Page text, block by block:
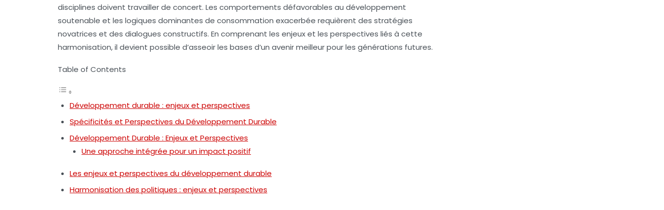
disciplines doivent travailler de concert. Les comportements défavorables au développement
soutenable et les logiques dominantes de consommation exacerbée requièrent des stratégies
novatrices et des dialogues constructifs. En comprenant les enjeux et les perspectives liés à cette
harmonisation, il devient possible d’asseoir les bases d’un avenir meilleur pour les générations futures.
Table of Contents
Développement durable : enjeux et perspectives
Spécificités et Perspectives du Développement Durable
Développement Durable : Enjeux et Perspectives
Une approche intégrée pour un impact positif
Les enjeux et perspectives du développement durable
Harmonisation des politiques : enjeux et perspectives